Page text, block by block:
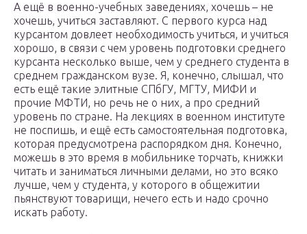
А ещё в военно-учебных заведениях, хочешь – не
хочешь, учиться заставляют. С первого курса над
курсантом довлеет необходимость учиться, и учиться
хорошо, в связи с чем уровень подготовки среднего
курсанта несколько выше, чем у среднего студента в
среднем гражданском вузе. Я, конечно, слышал, что
есть ещё такие элитные СПбГУ, МГТУ, МИФИ и
прочие МФТИ, но речь не о них, а про средний
уровень по стране. На лекциях в военном институте
не поспишь, и ещё есть самостоятельная подготовка,
которая предусмотрена распорядком дня. Конечно,
можешь в это время в мобильнике торчать, книжки
читать и заниматься личными делами, но это всяко
лучше, чем у студента, у которого в общежитии
пьянствуют товарищи, нечего есть и надо срочно
искать работу.